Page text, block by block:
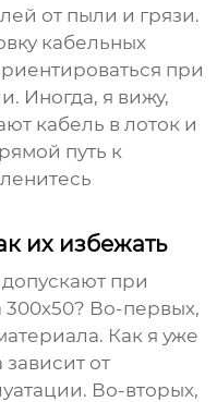
от пыли и грязи.
кабельных
при
Иногда, я вижу,
кабель в лоток и
путь к
их избежать
при
300х50? Во-первых,
Как я уже
от
Во-вторых,